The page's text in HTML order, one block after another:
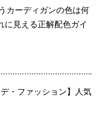
カーディガンの色は何
に見える正解配色ガイ
デ・ファッション】人気